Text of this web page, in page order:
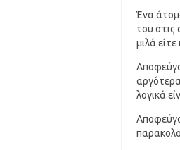
Ένα
του στις
μιλά
λογικά